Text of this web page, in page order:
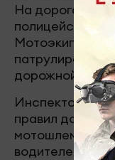
На дорогах
полицейский
Мотоэкипажи
дорожной
Инспекторы
правил
мотошлемов, а
водителей